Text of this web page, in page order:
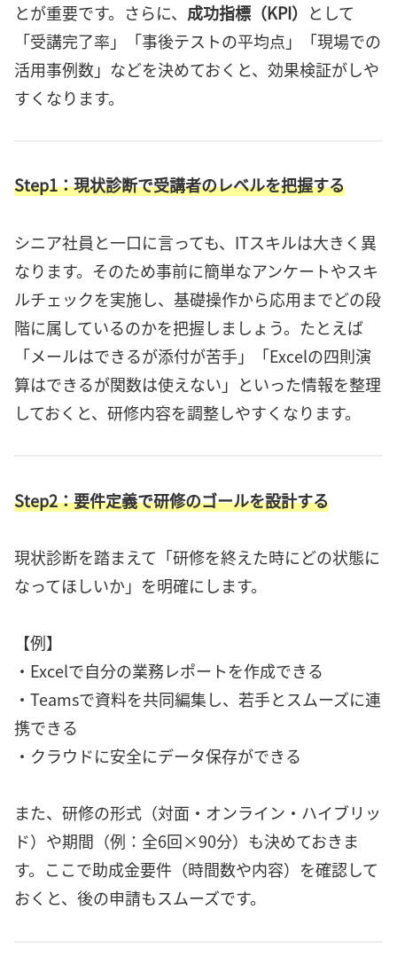
とが重要です。さらに、 成功指標（KPI） として
「受講完了率」「事後テストの平均点」「現場での
活用事例数」などを決めておくと、効果検証がしや
すくなります。
Step1：現状診断で受講者のレベルを把握する
シニア社員と一口に言っても、ITスキルは大きく異
なります。そのため事前に簡単なアンケートやスキ
ルチェックを実施し、基礎操作から応用までどの段
階に属しているのかを把握しましょう。たとえば
「メールはできるが添付が苦手」「Excelの四則演
算はできるが関数は使えない」といった情報を整理
しておくと、研修内容を調整しやすくなります。
Step2：要件定義で研修のゴールを設計する
現状診断を踏まえて「研修を終えた時にどの状態に
なってほしいか」を明確にします。
【例】
・Excelで自分の業務レポートを作成できる
・Teamsで資料を共同編集し、若手とスムーズに連
携できる
・クラウドに安全にデータ保存ができる
また、研修の形式（対面・オンライン・ハイブリッ
ド）や期間（例：全6回×90分）も決めておきま
す。ここで助成金要件（時間数や内容）を確認して
おくと、後の申請もスムーズです。